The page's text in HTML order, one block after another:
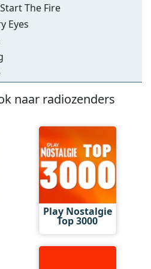
The Fire
Eyes
naar radiozenders
Play Nostalgie
Top 3000